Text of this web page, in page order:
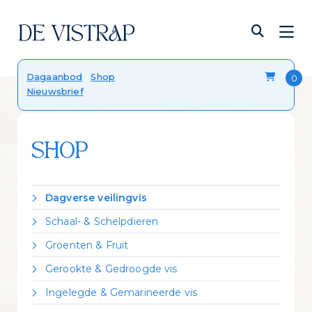
Verser dan vers
Onze viskalender
Blog
Contact
Dagaanbod
Shop
Nieuwsbrief
SHOP
Dagverse veilingvis
Dorade Royal
Forel
Heek
Hondshaai
Kabeljauw
Koolvis
Schaal- & Schelpdieren
Crevettes vannamei gekookt
Garnalen gepeld
Garnalen ongepeld
Kreeft Canadees levend
Mosselen Zeeuws bodemcultuur
Groenten & Fruit
Citroen
Zeekraal
Gerookte & Gedroogde vis
Gerookte forel
Gerookte heilbot
Ingelegde & Gemarineerde vis